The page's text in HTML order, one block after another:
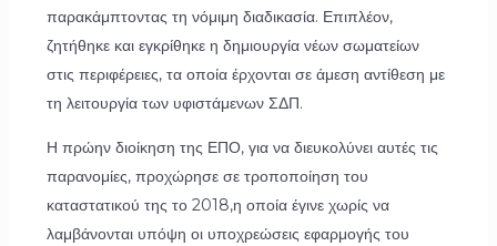
παρακάμπτοντας τη νόμιμη διαδικασία. Επιπλέον,
ζητήθηκε και εγκρίθηκε η δημιουργία νέων σωματείων
στις περιφέρειες, τα οποία έρχονται σε άμεση αντίθεση με
τη λειτουργία των υφιστάμενων ΣΔΠ.
Η πρώην διοίκηση της ΕΠΟ, για να διευκολύνει αυτές τις
παρανομίες, προχώρησε σε τροποποίηση του
καταστατικού της το 2018,η οποία έγινε χωρίς να
λαμβάνονται υπόψη οι υποχρεώσεις εφαρμογής του